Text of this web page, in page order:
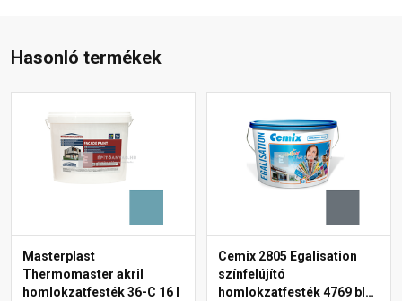
Hasonló termékek
Masterplast
Thermomaster akril
homlokzatfesték 36-C 16 l
Cemix 2805 Egalisation
színfelújító
homlokzatfesték 4769 blue